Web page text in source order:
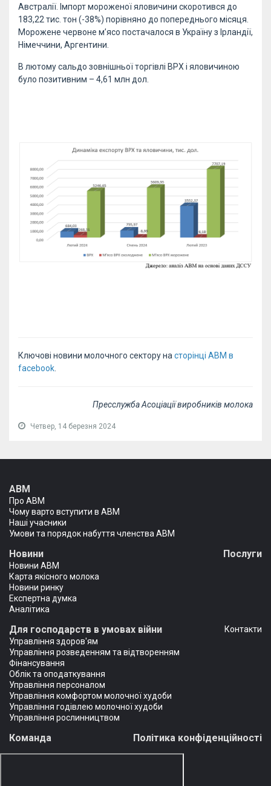
Австралії. Імпорт мороженої яловичини скоротився до
183,22 тис. тон (-38%) порівняно до попереднього місяця.
Морожене червоне м’ясо постачалося в Україну з Ірландії,
Німеччини, Аргентини.
В лютому сальдо зовнішньої торгівлі ВРХ і яловичиною
було позитивним – 4,61 млн дол.
Ключові новини молочного сектору насторінці АВМ в
facebook.
Пресслужба Асоціації виробників молока
Четвер, 14 березня 2024
АВМ
Про АВМ
Чому варто вступити в АВМ
Наші учасники
Умови та порядок набуття членства АВМ
Новини
Новини АВМ
Карта якісного молока
Новини ринку
Експертна думка
Аналітика
Послуги
Для господарств в умовах війни
Управління здоров'ям
Управління розведенням та відтворенням
Фінансування
Облік та оподаткування
Управління персоналом
Управління комфортом молочної худоби
Управління годівлею молочної худоби
Управління рослинництвом
Контакти
Команда Політика конфіденційності